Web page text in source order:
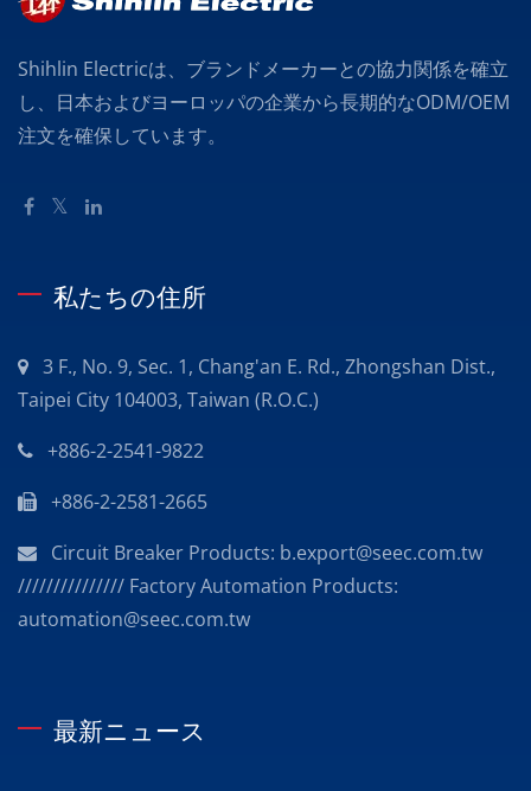
Shihlin Electricは、ブランドメーカーとの協力関係を確立
し、日本およびヨーロッパの企業から長期的なODM/OEM
注文を確保しています。
私たちの住所
3 F., No. 9, Sec. 1, Chang'an E. Rd., Zhongshan Dist.,
Taipei City 104003, Taiwan (R.O.C.)
+886-2-2541-9822
+886-2-2581-2665
Circuit Breaker Products: b.export@seec.com.tw
/////////////// Factory Automation Products:
automation@seec.com.tw
最新ニュース